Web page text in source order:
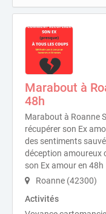
Marabout à
48h
Marabout à Roanne
récupérer son Ex
des sentiments
déception amoureux
son Ex amour en 48h
Roanne (42300)
Activités